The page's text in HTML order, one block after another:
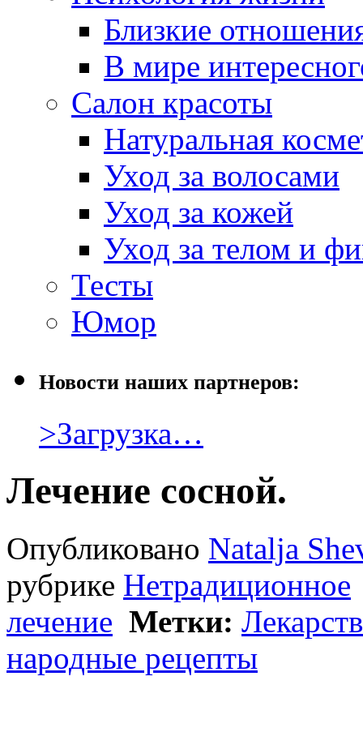
Близкие
В мире
Салон красоты
Натуральная
Уход за волосами
Уход за кожей
Уход за телом и
Тесты
Юмор
Новости наших партнеров:
>Загрузка…
Лечение сосной.
Опубликовано Natalja
рубрике Нетрадиционное
лечение Метки:
народные рецепты